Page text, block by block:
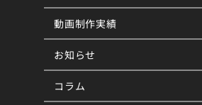
動画制作実績
お知らせ
コラム